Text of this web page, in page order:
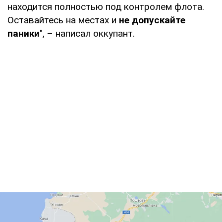
находится полностью под контролем флота.
Оставайтесь на местах и не допускайте
паники", – написал оккупант.